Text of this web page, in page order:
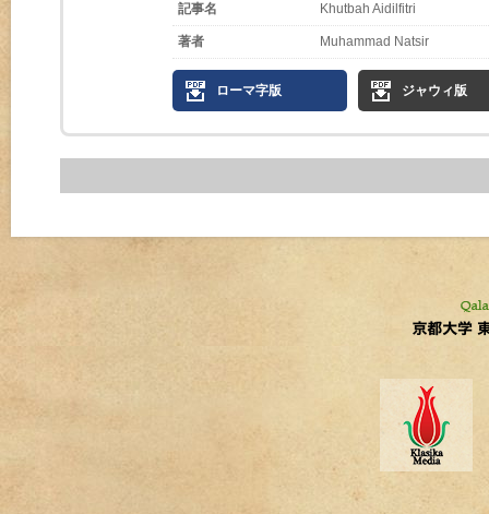
記事名 Khutbah Aidilfitri
著者 Muhammad Natsir
ローマ字版 ジャウィ版